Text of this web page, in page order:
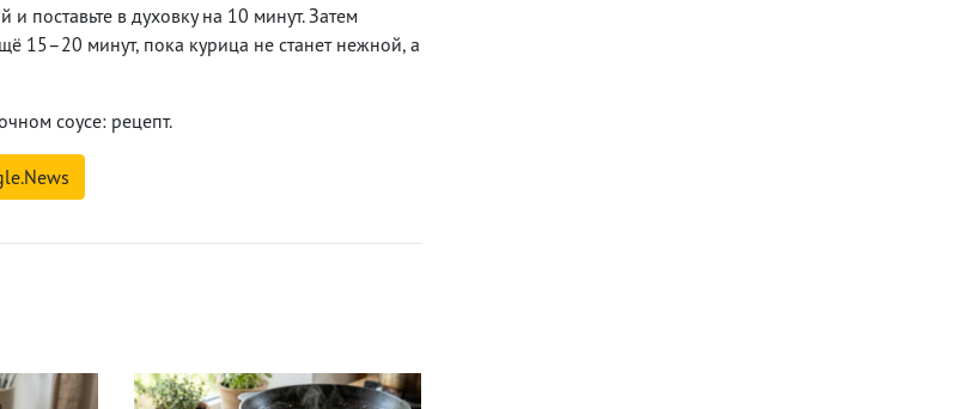
поставьте в духовку на 10 минут. Затем
15–20 минут, пока курица не станет нежной, а
соусе: рецепт.